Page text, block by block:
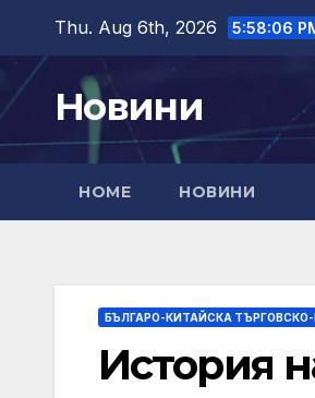
content
Thu. Aug 6th, 2026 5:58:07
Новини
HOME НОВИНИ
БЪЛГАРО-КИТАЙСКА
История